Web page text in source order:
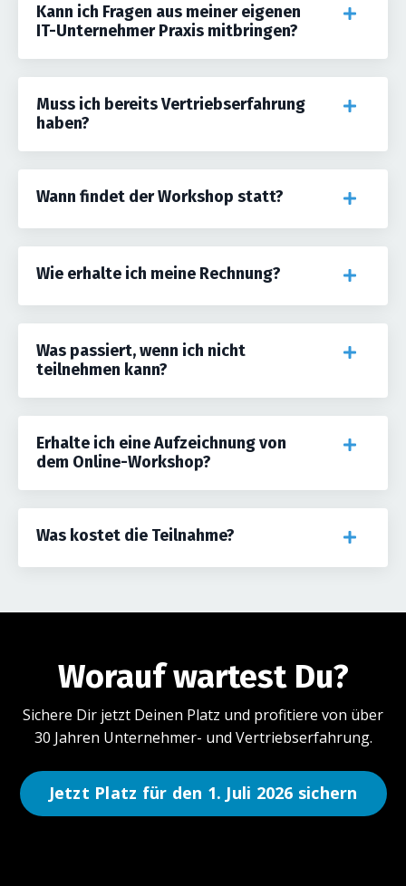
Kann ich Fragen aus meiner eigenen
IT-Unternehmer Praxis mitbringen?
Muss ich bereits Vertriebserfahrung
haben?
Wann findet der Workshop statt?
Wie erhalte ich meine Rechnung?
Was passiert, wenn ich nicht
teilnehmen kann?
Erhalte ich eine Aufzeichnung von
dem Online-Workshop?
Was kostet die Teilnahme?
Worauf wartest Du?
Sichere Dir jetzt Deinen Platz und profitiere von über
30 Jahren Unternehmer- und Vertriebserfahrung.
Jetzt Platz für den 1. Juli 2026 sichern